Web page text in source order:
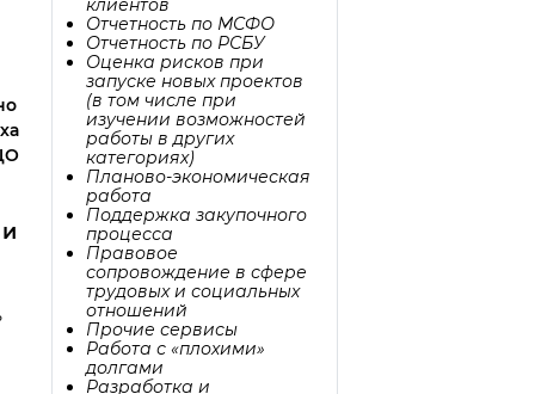
и
клиентов
Отчетность по МСФО
Отчетность по РСБУ
Оценка рисков при
запуске новых проектов
(в том числе при
изучении возможностей
работы в других
категориях)
Планово-экономическая
работа
Поддержка закупочного
процесса
Правовое
сопровождение в сфере
трудовых и социальных
отношений
Прочие сервисы
Работа с «плохими»
долгами
Разработка и